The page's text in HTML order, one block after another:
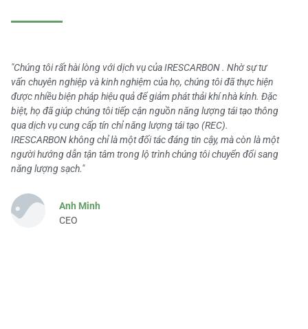
"Chúng tôi rất hài lòng với dịch vụ của IRESCARBON . Nhờ sự tư
vấn chuyên nghiệp và kinh nghiệm của họ, chúng tôi đã thực hiện
được nhiều biện pháp hiệu quả để giảm phát thải khí nhà kính. Đặc
biệt, họ đã giúp chúng tôi tiếp cận nguồn năng lượng tái tạo thông
qua dịch vụ cung cấp tín chỉ năng lượng tái tạo (REC).
IRESCARBON không chỉ là một đối tác đáng tin cậy, mà còn là một
người hướng dẫn tận tâm trong lộ trình chúng tôi chuyển đổi sang
năng lượng sạch."
Anh Minh
CEO